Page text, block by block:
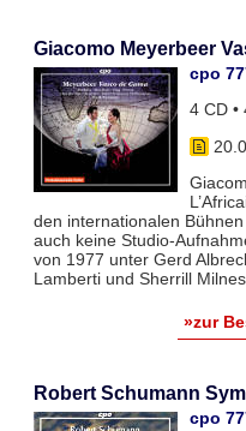
Giacomo Meyerbeer
cpo
4 CD •
den internationalen
auch keine Studio-
von 1977 unter Gerd
Lamberti und Sherrill
»zur
Robert Schumann
cpo